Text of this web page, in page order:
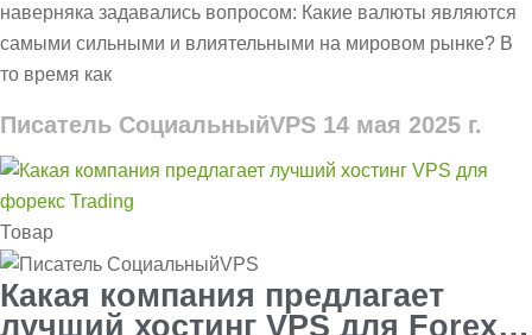
наверняка задавались вопросом: Какие валюты являются
самыми сильными и влиятельными на мировом рынке? В
то время как
Писатель СоциальныйVPS 14 мая 2025 г.
Товар
Какая компания предлагает
лучший хостинг VPS для Forex